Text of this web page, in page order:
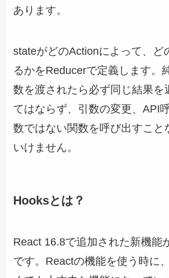
あります。
stateがどのActionによって、ど
るかをReducerで定義します。
数を渡されたら必ず同じ結果を
てはならず、引数の変更、API
数ではない関数を呼び出すこと
いけません。
Hooksとは？
React 16.8で追加された新機能
です。Reactの機能を使う時に